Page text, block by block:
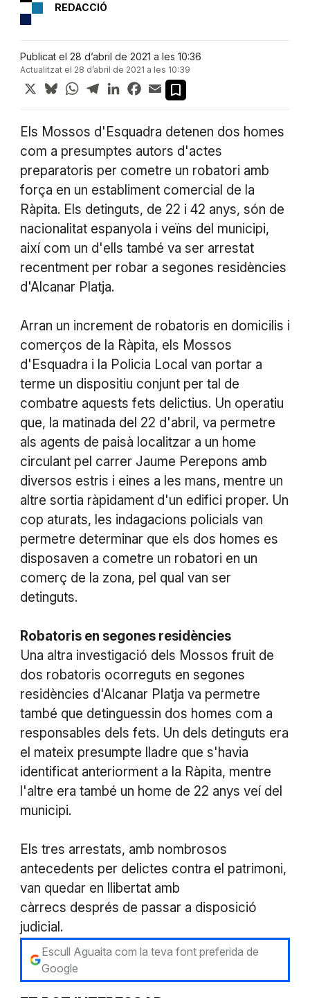
REDACCIÓ
Publicat el 28 d’abril de 2021 a les 10:36
Actualitzat el 28 d’abril de 2021 a les 10:39
X BlueskyWhatsApp
TelegramLinkedInFacebook
Email
Els Mossos d'Esquadra detenen dos homes
com a presumptes autors d'actes
preparatoris per cometre un robatori amb
força en un establiment comercial de la
Ràpita. Els detinguts, de 22 i 42 anys, són de
nacionalitat espanyola i veïns del municipi,
així com un d'ells també va ser arrestat
recentment per robar a segones residències
d'Alcanar Platja.
Arran un increment de robatoris en domicilis i
comerços de la Ràpita, els Mossos
d'Esquadra i la Policia Local van portar a
terme un dispositiu conjunt per tal de
combatre aquests fets delictius. Un operatiu
que, la matinada del 22 d'abril, va permetre
als agents de paisà localitzar a un home
circulant pel carrer Jaume Perepons amb
diversos estris i eines a les mans, mentre un
altre sortia ràpidament d'un edifici proper. Un
cop aturats, les indagacions policials van
permetre determinar que els dos homes es
disposaven a cometre un robatori en un
comerç de la zona, pel qual van ser
detinguts.
Robatoris en segones residències
Una altra investigació dels Mossos fruit de
dos robatoris ocorreguts en segones
residències d'Alcanar Platja va permetre
també que detinguessin dos homes com a
responsables dels fets. Un dels detinguts era
el mateix presumpte lladre que s'havia
identificat anteriorment a la Ràpita, mentre
l'altre era també un home de 22 anys veí del
municipi.
Els tres arrestats, amb nombrosos
antecedents per delictes contra el patrimoni,
van quedar en llibertat amb
càrrecs després de passar a disposició
judicial.
Escull Aguaita com la teva font preferida de
Google